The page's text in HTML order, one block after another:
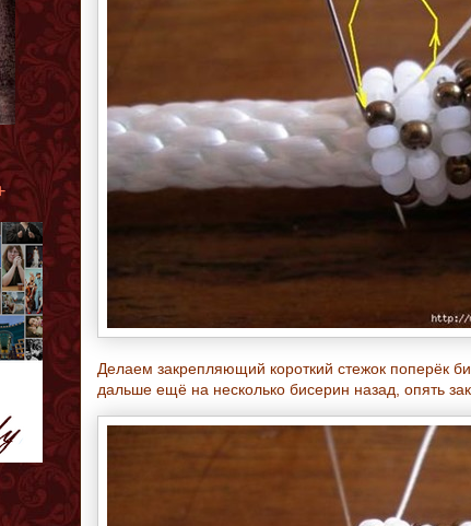
Делаем закрепляющий короткий стежок поперёк
дальше ещё на несколько бисерин назад, опять